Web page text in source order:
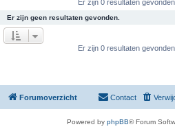
Er zijn 0 resultaten
Er zijn geen resultaten gevonden.
Er zijn 0 resultaten
Forumoverzicht Contact
Powered by phpBB® Forum